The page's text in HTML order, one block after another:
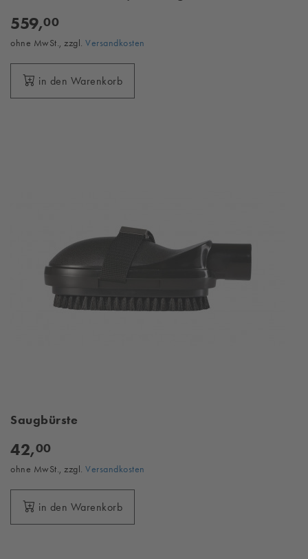
559,00
ohne MwSt., zzgl. Versandkosten
in den Warenkorb
Saugbürste
42,00
ohne MwSt., zzgl. Versandkosten
in den Warenkorb